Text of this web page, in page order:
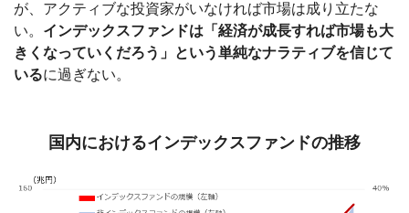
が、アクティブな投資家がいなければ市場は成り立たな
い。 インデックスファンドは「経済が成長すれば市場も大
きくなっていくだろう」という単純なナラティブを信じて
いるに過ぎない。
国内におけるインデックスファンドの推移